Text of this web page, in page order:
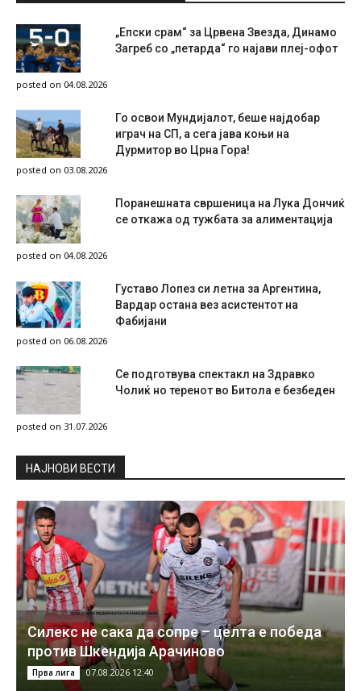
„Епски срам“ за Црвена Звезда, Динамо
Загреб со „петарда“ го најави плеј-офот
posted on 04.08.2026
Го освои Мундијалот, беше најдобар
играч на СП, а сега јава коњи на
Дурмитор во Црна Гора!
posted on 03.08.2026
Поранешната свршеница на Лука Дончиќ
се откажа од тужбата за алиментација
posted on 04.08.2026
Густаво Лопез си летна за Аргентина,
Вардар остана вез асистентот на
Фабијани
posted on 06.08.2026
Се подготвува спектакл на Здравко
Чолиќ но теренот во Битола е безбеден
posted on 31.07.2026
НAЈНОВИ ВЕСТИ
Силекс не сака да сопре – целта е победа
против Шкендија Арачиново
Прва лига 07.08.2026 12:40